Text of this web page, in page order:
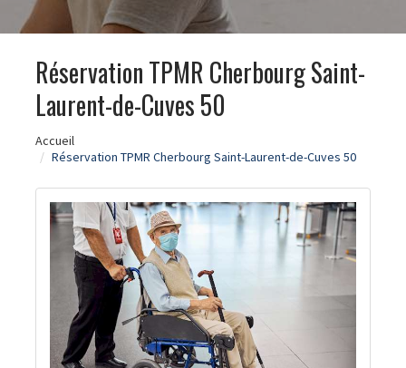
Réservation TPMR Cherbourg Saint-
Laurent-de-Cuves 50
Accueil
Réservation TPMR Cherbourg Saint-Laurent-de-Cuves 50